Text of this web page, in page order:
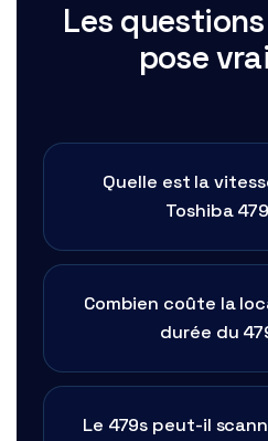
Les
pose
Quelle est la
Toshiba
Combien coûte la
durée du
Le 479s peut-il